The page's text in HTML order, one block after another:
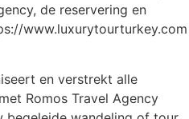
de reservering en
www.luxurytourturkey.com
en verstrekt alle
Romos Travel Agency